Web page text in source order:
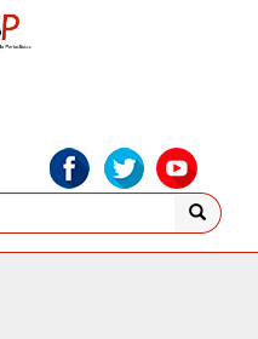
Search
for: